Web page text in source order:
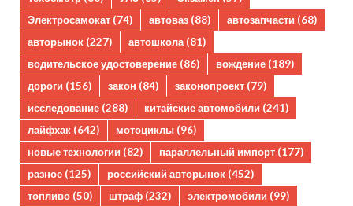
Электросамокат (74) автоваз (88) автозапчасти (68)
авторынок (227) автошкола(81)
водительское удостоверение (86) вождение (189)
дороги (156) закон (84) законопроект (79)
исследование (288) китайские автомобили (241)
лайфхак (642) мотоциклы (96)
новые технологии (82) параллельный импорт (177)
разное (125) российский авторынок (452)
топливо (50) штраф (232) электромобили (99)